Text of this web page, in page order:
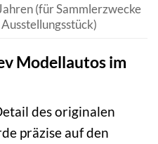
(für Sammlerzwecke
Ausstellungsstück)
Modellautos im
des originalen
präzise auf den